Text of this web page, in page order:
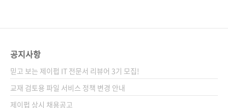
키워드 인공지능 / 머신러닝 / 최소제곱 학습 /
지도학습 / 비지도 학습분야 컴퓨터공학 / 인공
지능 관련 사이트■ 아마존재팬 도서 소개 페이
지■ 원출판사 도서 소개 페이지 관련 포스트■
2..
공지사항
믿고 보는 제이펍 IT 전문서 리뷰어 3기 모집!
교재 검토용 파일 서비스 정책 변경 안내
제이펍 상시 채용공고